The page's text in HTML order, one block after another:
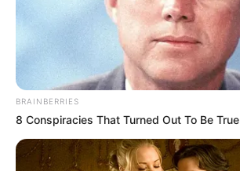
BRAINBERRIES
8 Conspiracies That Turned Out To Be True